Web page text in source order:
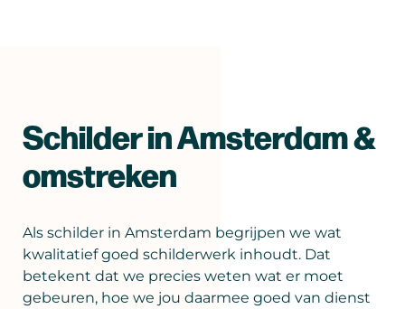
Schilder in Amsterdam &
omstreken
Als schilder in Amsterdam begrijpen we wat
kwalitatief goed schilderwerk inhoudt. Dat
betekent dat we precies weten wat er moet
gebeuren, hoe we jou daarmee goed van dienst